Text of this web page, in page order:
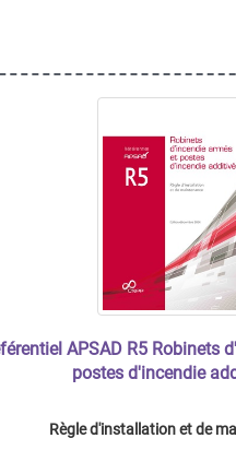
APSAD R5 Robinets
postes d'incendie
Règle d'installation et de